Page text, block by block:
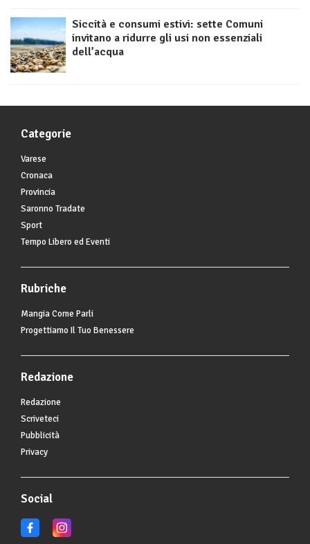
Siccità e consumi estivi: sette Comuni
invitano a ridurre gli usi non essenziali
dell’acqua
Categorie
Varese
Cronaca
Provincia
Saronno Tradate
Sport
Tempo Libero ed Eventi
Rubriche
Mangia Come Parli
Progettiamo Il Tuo Benessere
Redazione
Redazione
Scriveteci
Pubblicità
Privacy
Social